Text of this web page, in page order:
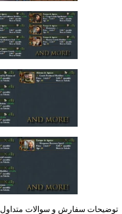
توضیحات سفارش و سوالات متداول